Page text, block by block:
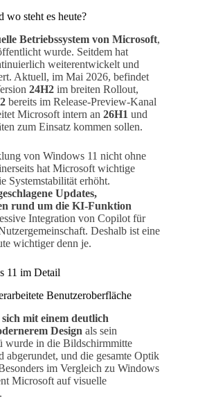
wo steht es heute?
Betriebssystem von Microsoft,
wurde. Seitdem hat
weiterentwickelt und
Aktuell, im Mai 2026, befindet
24H2 im breiten Rollout,
bereits im Release-Preview-Kanal
Microsoft intern an 26H1 und
zum Einsatz kommen sollen.
von Windows 11 nicht ohne
hat Microsoft wichtige
Systemstabilität erhöht.
Updates,
rund um die KI-Funktion
Integration von Copilot für
Deshalb ist eine
wichtiger denn je.
11 im Detail
Benutzeroberfläche
mit einem deutlich
Design als sein
wurde in die Bildschirmmitte
abgerundet, und die gesamte Optik
im Vergleich zu Windows
Microsoft auf visuelle